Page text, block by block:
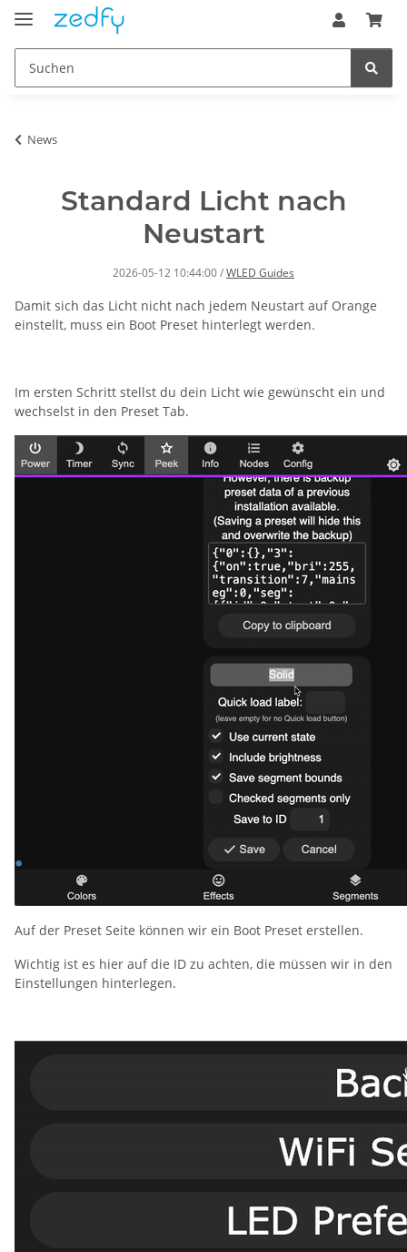
News
Standard Licht nach
Neustart
2026-05-12 10:44:00/WLED Guides
Damit sich das Licht nicht nach jedem Neustart auf Orange
einstellt, muss ein Boot Preset hinterlegt werden.
Im ersten Schritt stellst du dein Licht wie gewünscht ein und
wechselst in den Preset Tab.
Auf der Preset Seite können wir ein Boot Preset erstellen.
Wichtig ist es hier auf die ID zu achten, die müssen wir in den
Einstellungen hinterlegen.